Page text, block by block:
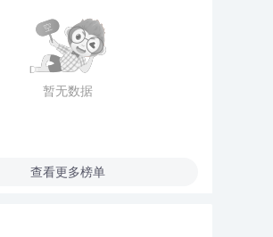
暂无数据
查看更多榜单